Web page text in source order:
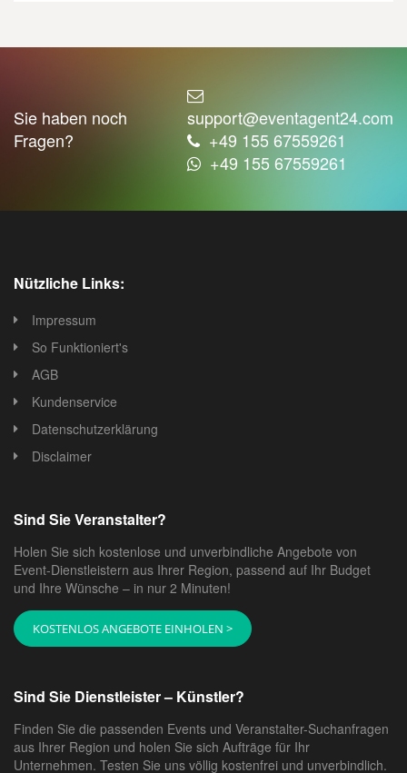
Sie haben noch
Fragen?
support@eventagent24.com
+49 155 67559261
+49 155 67559261
Nützliche Links:
Impressum
So Funktioniert's
AGB
Kundenservice
Datenschutzerklärung
Disclaimer
Sind Sie Veranstalter?
Holen Sie sich kostenlose und unverbindliche Angebote von
Event-Dienstleistern aus Ihrer Region, passend auf Ihr Budget
und Ihre Wünsche – in nur 2 Minuten!
KOSTENLOS ANGEBOTE EINHOLEN >
Sind Sie Dienstleister – Künstler?
Finden Sie die passenden Events und Veranstalter-Suchanfragen
aus Ihrer Region und holen Sie sich Aufträge für Ihr
Unternehmen. Testen Sie uns völlig kostenfrei und unverbindlich.